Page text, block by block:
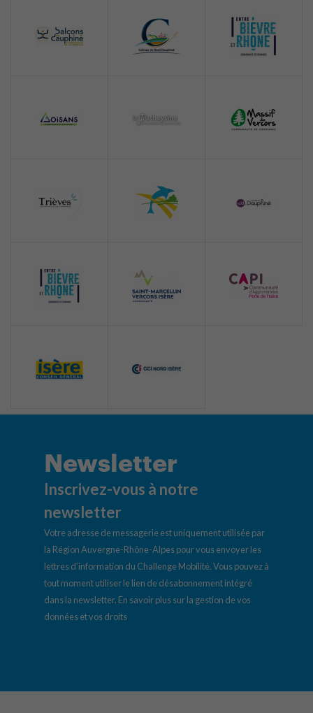
Newsletter
Inscrivez-vous à notre
newsletter
Votre adresse de messagerie est uniquement utilisée par
la Région Auvergne-Rhône-Alpes pour vous envoyer les
lettres d’information du Challenge Mobilité. Vous pouvez à
tout moment utiliser le lien de désabonnement intégré
dans la newsletter. En savoir plus sur la gestion de vos
données et vos droits